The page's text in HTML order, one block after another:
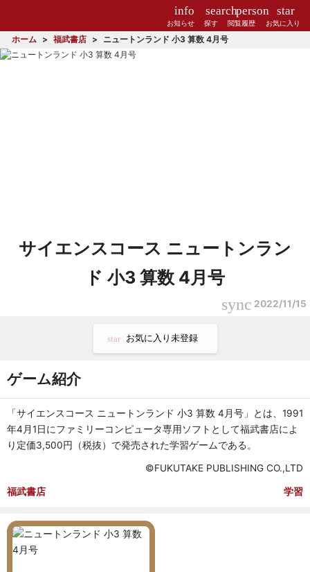
info
お知らせ
search
探す
person
閲覧履歴
star
お気に入り
ホーム 福武書店 ニュートンランド 小3 算数 4月号
サイエンスコース ニュートンラン
ド 小3 算数 4月号
sync 2022/11/15
star お気に入り未登録
ゲーム紹介
「サイエンスコース ニュートンランド 小3 算数 4月号」とは、1991
年4月1日にファミリーコンピュータ専用ソフトとして福武書店によ
り定価3,500円（税抜）で発売された学習ゲームである。
©FUKUTAKE PUBLISHING CO.,LTD
福武書店 学習